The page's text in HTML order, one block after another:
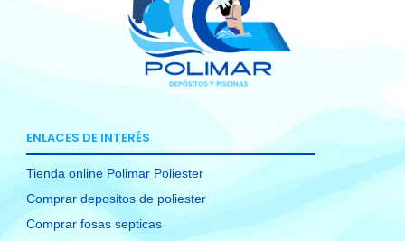
ENLACES DE INTERÉS
Tienda online Polimar Poliester
Comprar depositos de poliester
Comprar fosas septicas